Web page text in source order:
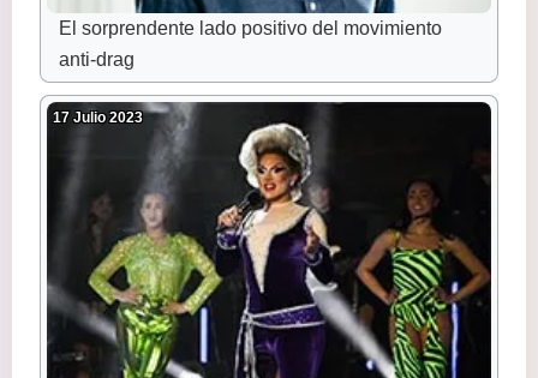
El sorprendente lado positivo del movimiento
anti-drag
17 Julio 2023